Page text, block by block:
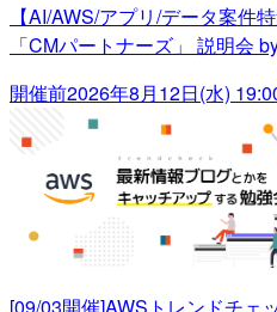
【AI/AWS/アプリ/データ案件
「CMパートナーズ」 説明会
開催前2026年8月12日(水)
[09/03開催]AWSトレンドチェ